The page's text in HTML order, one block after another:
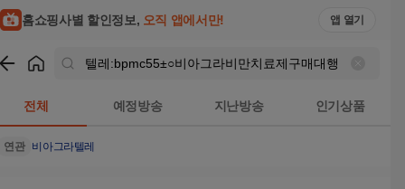
홈쇼핑사별 할인정보, 오직 앱에서만! 앱 열기
전체 예정방송 지난방송 인기상품
연관 비아그라텔레
텔레:bpmc55±○비아그라비만치료제구매대행 검색결과 | 홈쇼